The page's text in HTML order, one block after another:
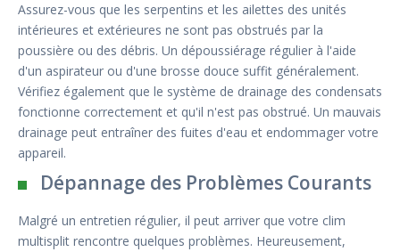
Assurez-vous que les serpentins et les ailettes des unités
intérieures et extérieures ne sont pas obstrués par la
poussière ou des débris. Un dépoussiérage régulier à l'aide
d'un aspirateur ou d'une brosse douce suffit généralement.
Vérifiez également que le système de drainage des condensats
fonctionne correctement et qu'il n'est pas obstrué. Un mauvais
drainage peut entraîner des fuites d'eau et endommager votre
appareil.
Dépannage des Problèmes Courants
Malgré un entretien régulier, il peut arriver que votre clim
multisplit rencontre quelques problèmes. Heureusement,